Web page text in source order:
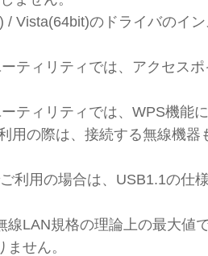
/ Vista(64bit)のドライバのイ
ティリティでは、アクセス
ティリティでは、WPS機能
用の際は、接続する無線機
利用の場合は、USB1.1の仕
線LAN規格の理論上の最大値
せん。